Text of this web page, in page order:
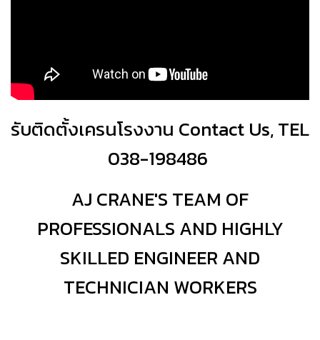
รับติดตั้งเครนโรงงาน Contact Us, TEL
038-198486
AJ CRANE'S TEAM OF
PROFESSIONALS AND HIGHLY
SKILLED ENGINEER AND
TECHNICIAN WORKERS